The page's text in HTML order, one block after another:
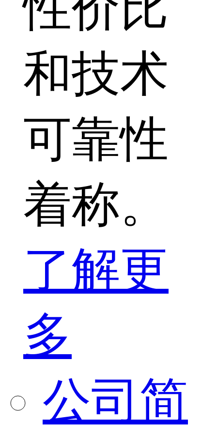
和技术
可靠性
着称。
了解更
多
公司简